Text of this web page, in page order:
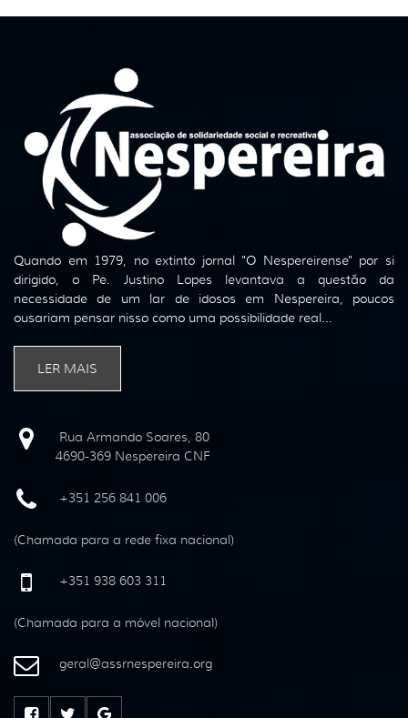
Quando em 1979, no extinto jornal "O Nespereirense" por si
dirigido, o Pe. Justino Lopes levantava a questão da
necessidade de um lar de idosos em Nespereira, poucos
ousariam pensar nisso como uma possibilidade real...
LER MAIS
Rua Armando Soares, 80
4690-369 Nespereira CNF
+351 256 841 006
(Chamada para a rede fixa nacional)
+351 938 603 311
(Chamada para a móvel nacional)
geral@assrnespereira.org